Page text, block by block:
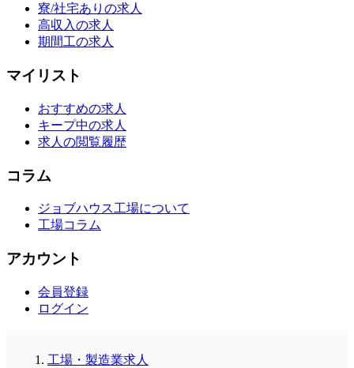
寮/社宅ありの求人
高収入の求人
期間工の求人
マイリスト
おすすめの求人
キープ中の求人
求人の閲覧履歴
コラム
ジョブハウス工場について
工場コラム
アカウント
会員登録
ログイン
工場・製造業求人